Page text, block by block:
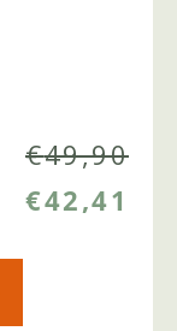
€49,90
€42,41